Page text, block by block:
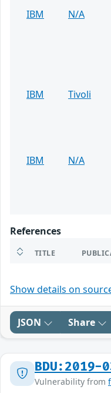
IBM
N/A
IBM
Tivoli
IBM
N/A
References
TITLE
Show details on
JSON Share
BDU:2019-
Vulnerability from